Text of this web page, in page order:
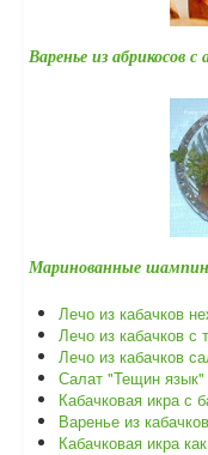
Варенье из абрикосов
Маринованные
Лечо из кабачков
Лечо из кабачков с
Лечо из кабачков
Салат "Тещин язык"
Кабачковая икра с
Варенье из
Кабачковая икра